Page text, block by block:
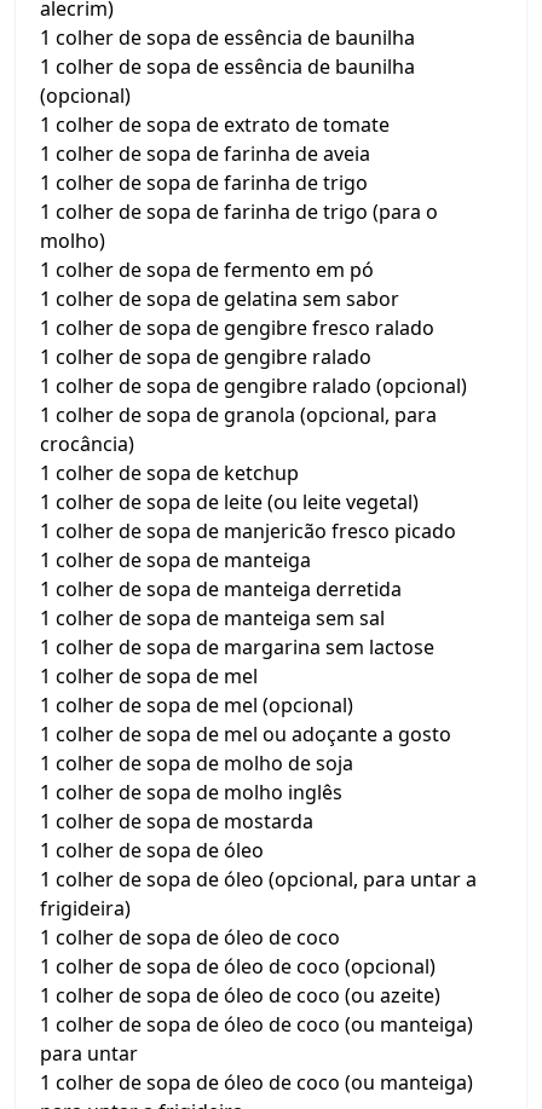
alecrim)
1 colher de sopa de essência de baunilha
1 colher de sopa de essência de baunilha
(opcional)
1 colher de sopa de extrato de tomate
1 colher de sopa de farinha de aveia
1 colher de sopa de farinha de trigo
1 colher de sopa de farinha de trigo (para o
molho)
1 colher de sopa de fermento em pó
1 colher de sopa de gelatina sem sabor
1 colher de sopa de gengibre fresco ralado
1 colher de sopa de gengibre ralado
1 colher de sopa de gengibre ralado (opcional)
1 colher de sopa de granola (opcional, para
crocância)
1 colher de sopa de ketchup
1 colher de sopa de leite (ou leite vegetal)
1 colher de sopa de manjericão fresco picado
1 colher de sopa de manteiga
1 colher de sopa de manteiga derretida
1 colher de sopa de manteiga sem sal
1 colher de sopa de margarina sem lactose
1 colher de sopa de mel
1 colher de sopa de mel (opcional)
1 colher de sopa de mel ou adoçante a gosto
1 colher de sopa de molho de soja
1 colher de sopa de molho inglês
1 colher de sopa de mostarda
1 colher de sopa de óleo
1 colher de sopa de óleo (opcional, para untar a
frigideira)
1 colher de sopa de óleo de coco
1 colher de sopa de óleo de coco (opcional)
1 colher de sopa de óleo de coco (ou azeite)
1 colher de sopa de óleo de coco (ou manteiga)
para untar
1 colher de sopa de óleo de coco (ou manteiga)